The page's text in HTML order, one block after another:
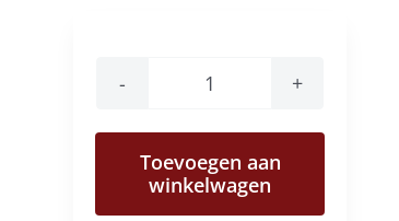
Lorusso
biologische
vier
vruchtenjam
Toevoegen aan
winkelwagen